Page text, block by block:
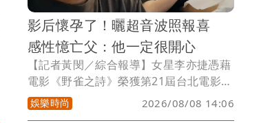
影后懷孕了！曬超音波照報喜
感性憶亡父：他一定很開心
【記者黃閔／綜合報導】女星李亦捷憑藉
電影《野雀之詩》榮獲第21屆台北電影獎
最佳女主角獎。2023年，她和攝影師老公
曾崴榆結婚，婚後就積極備孕。如今她在
娛樂時尚 2026/08/08 14:06